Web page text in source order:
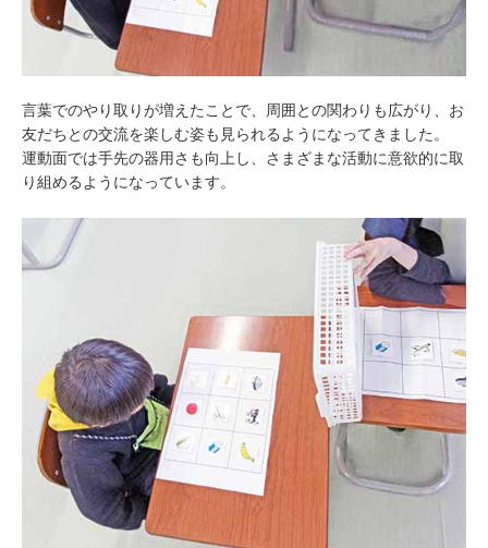
言葉でのやり取りが増えたことで、周囲との関わりも広がり、お
友だちとの交流を楽しむ姿も見られるようになってきました。
運動面では手先の器用さも向上し、さまざまな活動に意欲的に取
り組めるようになっています。